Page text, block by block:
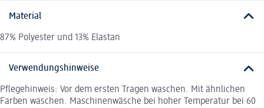
Material
87% Polyester und 13% Elastan
Verwendungshinweise
Pflegehinweis: Vor dem ersten Tragen waschen. Mit ähnlichen
Farben waschen. Maschinenwäsche bei hoher Temperatur bei 60